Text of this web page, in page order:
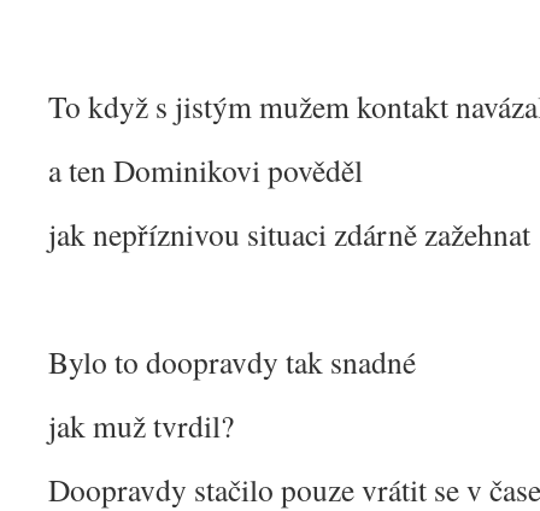
To když s jistým mužem kontakt
a ten Dominikovi pověděl
jak nepříznivou situaci zdárně zažehnat
Bylo to doopravdy tak snadné
jak muž tvrdil?
Doopravdy stačilo pouze vrátit se v čase